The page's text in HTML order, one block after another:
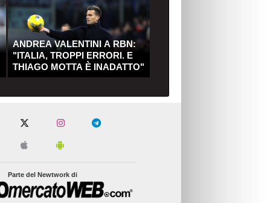
ANDREA VALENTINI A RBN:
"ITALIA, TROPPI ERRORI. E
THIAGO MOTTA È INADATTO"
Parte del Newtwork di